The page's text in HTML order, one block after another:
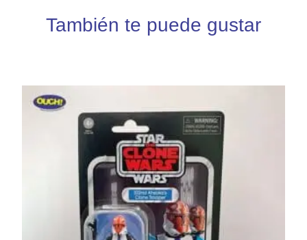
También te puede gustar